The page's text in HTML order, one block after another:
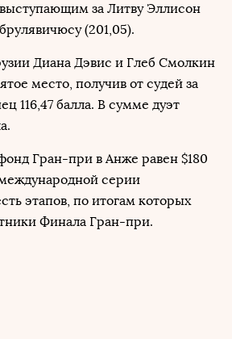
за Литву Эллисон
(201,05).
Диана Дэвис и Глеб Смолкин
место, получив от судей за
116,47 балла. В сумме дуэт
Гран-при в Анже равен $180
серии
этапов, по итогам которых
Финала Гран-при.